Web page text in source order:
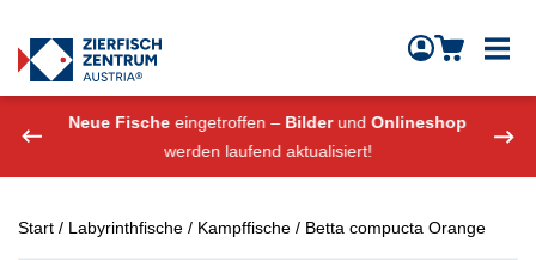
Zierfisch Aquarium Austria
Neue Fische eingetroffen – BilderundOnlineshop
werden laufend aktualisiert!
Start / Labyrinthfische / Kampffische / Betta compucta Orange